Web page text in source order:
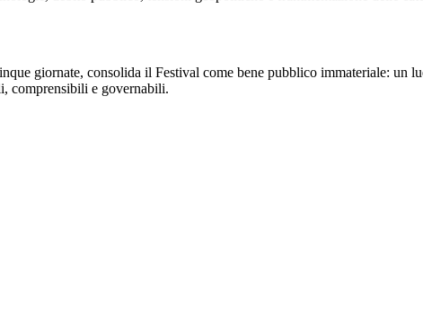
giornate, consolida il Festival come bene pubblico immateriale: un
comprensibili e governabili.